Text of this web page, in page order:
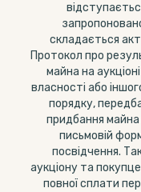
складається
Протокол про
майна на
власності або
порядку,
придбання майна
письмовій
посвідчення.
аукціону та
повної сплати